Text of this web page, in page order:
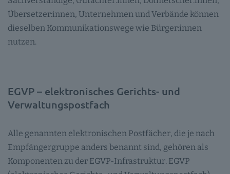
Übersetzer:innen, Unternehmen und Verbände können
dieselben Kommunikationswege wie Bürger:innen
nutzen.
EGVP – elektronisches Gerichts- und
Verwaltungspostfach
Alle genannten elektronischen Postfächer, die je nach
Empfängergruppe anders benannt sind, gehören als
Komponenten zu der EGVP-Infrastruktur. EGVP